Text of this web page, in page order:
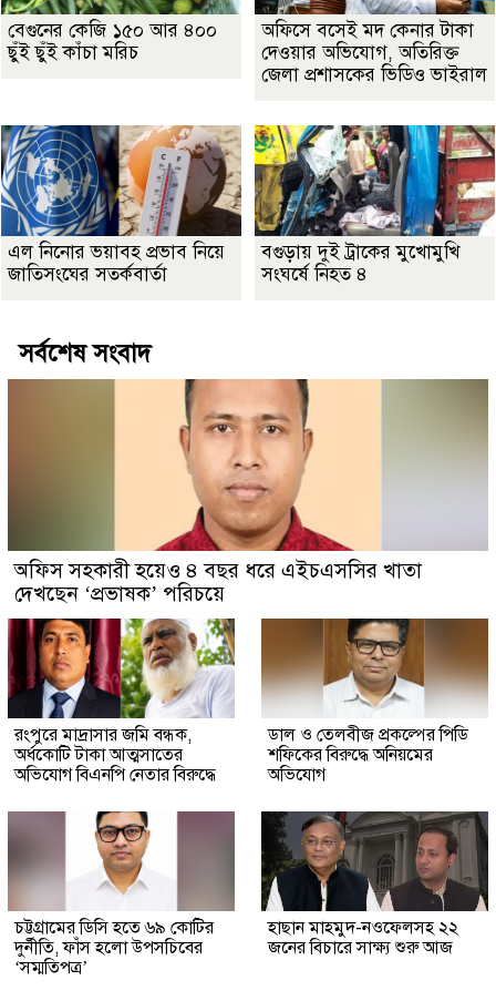
বেগুনের কেজি ১৫০ আর ৪০০
ছুঁই ছুঁই কাঁচা মরিচ
অফিসে বসেই মদ কেনার টাকা
দেওয়ার অভিযোগ, অতিরিক্ত
জেলা প্রশাসকের ভিডিও ভাইরাল
এল নিনোর ভয়াবহ প্রভাব নিয়ে
জাতিসংঘের সতর্কবার্তা
বগুড়ায় দুই ট্রাকের মুখোমুখি
সংঘর্ষে নিহত ৪
সর্বশেষ সংবাদ
অফিস সহকারী হয়েও ৪ বছর ধরে এইচএসসির খাতা
দেখছেন ‘প্রভাষক’ পরিচয়ে
রংপুরে মাদ্রাসার জমি বন্ধক,
অর্ধকোটি টাকা আত্মসাতের
অভিযোগ বিএনপি নেতার বিরুদ্ধে
ডাল ও তেলবীজ প্রকল্পের পিডি
শফিকের বিরুদ্ধে অনিয়মের
অভিযোগ
চট্টগ্রামের ডিসি হতে ৬৯ কোটির
দুর্নীতি, ফাঁস হলো উপসচিবের
‘সম্মতিপত্র’
হাছান মাহমুদ-নওফেলসহ ২২
জনের বিচারে সাক্ষ্য শুরু আজ